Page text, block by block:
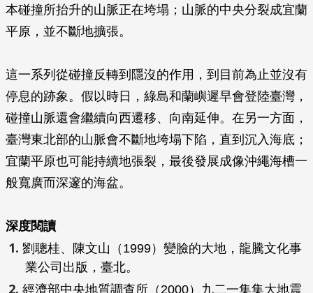
本碰撞所抬升的山脈正在垮塌；山脈的中央分裂成宜蘭
平原，並不斷地擴張。
這一系列從碰撞反轉到隱沒的作用，到目前為止並沒有
停息的跡象。假以時日，綠島和蘭嶼遲早會登陸臺灣，
碰撞山脈還會繼續向西遷移、向南延伸。在另一方面，
臺灣東北部的山脈會不斷地垮塌下陷，直到沉入海底；
宜蘭平原也可能持續地張裂，最後發展成像沖繩海槽一
般寬廣而深邃的海盆。
深度閱讀
劉聰桂、陳文山（1999）變臉的大地，龍騰文化事
業公司出版，臺北。
經濟部中央地質調查所（2000）九二一集集大地震